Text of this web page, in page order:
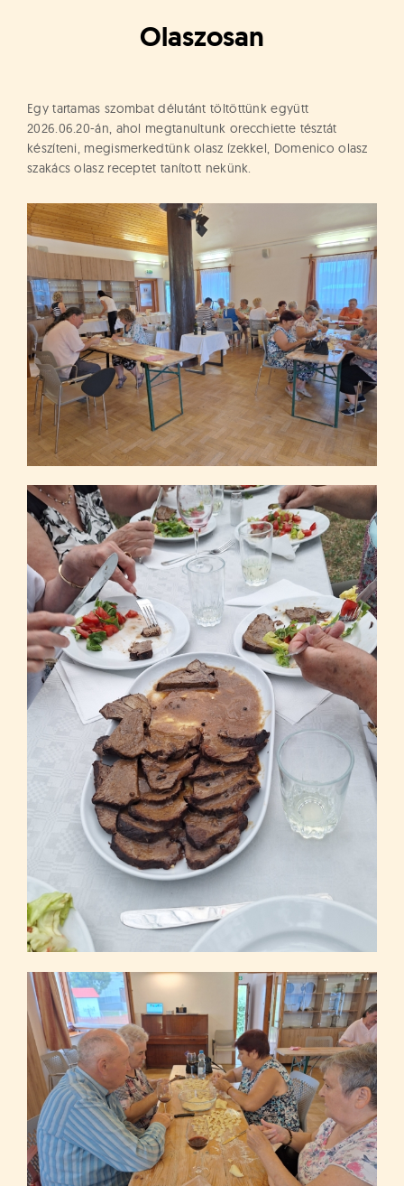
k
e
-
L
a
p
j
a
Olaszosan
Egy tartamas szombat délutánt töltöttünk együtt
2026.06.20-án, ahol megtanultunk orecchiette tésztát
készíteni, megismerkedtünk olasz ízekkel, Domenico olasz
szakács olasz receptet tanított nekünk.